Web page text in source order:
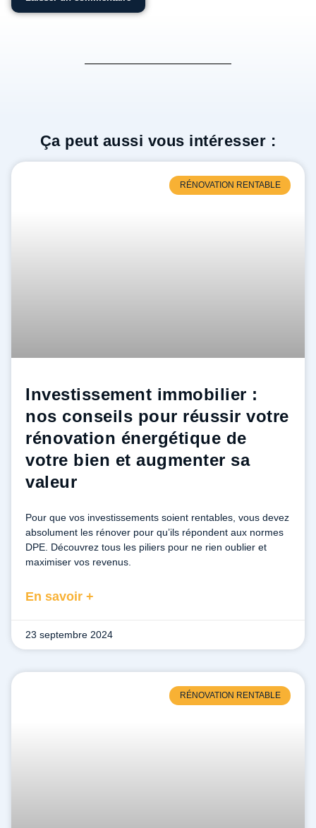
Ça peut aussi vous intéresser :
RÉNOVATION RENTABLE
Investissement immobilier :
nos conseils pour réussir votre
rénovation énergétique de
votre bien et augmenter sa
valeur
Pour que vos investissements soient rentables, vous devez
absolument les rénover pour qu’ils répondent aux normes
DPE. Découvrez tous les piliers pour ne rien oublier et
maximiser vos revenus.
En savoir +
23 septembre 2024
RÉNOVATION RENTABLE